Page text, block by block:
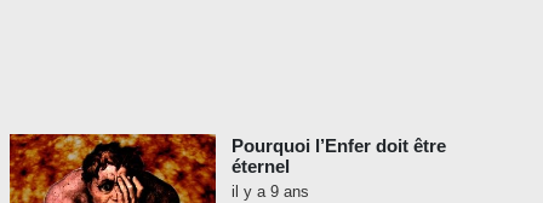
Pourquoi l’Enfer doit être
éternel
il y a 9 ans